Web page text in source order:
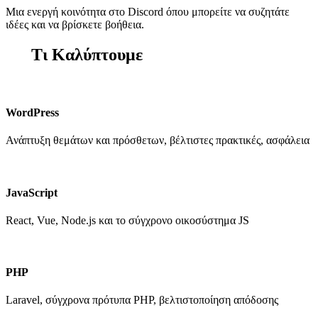
Μια ενεργή κοινότητα στο Discord όπου μπορείτε να συζητάτε
ιδέες και να βρίσκετε βοήθεια.
Τι Καλύπτουμε
WordPress
Ανάπτυξη θεμάτων και πρόσθετων, βέλτιστες πρακτικές, ασφάλεια
JavaScript
React, Vue, Node.js και το σύγχρονο οικοσύστημα JS
PHP
Laravel, σύγχρονα πρότυπα PHP, βελτιστοποίηση απόδοσης